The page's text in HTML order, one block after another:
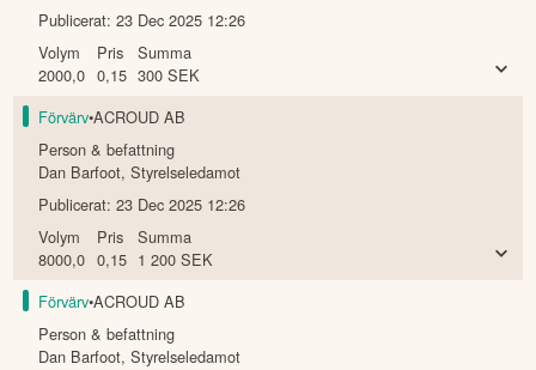
Publicerat:23 Dec 2025 12:26
Volym
2000,0
Pris
0,15
Summa
300 SEK
Förvärv•ACROUD AB
Person & befattning
Dan Barfoot,Styrelseledamot
Publicerat:23 Dec 2025 12:26
Volym
8000,0
Pris
0,15
Summa
1 200 SEK
Förvärv•ACROUD AB
Person & befattning
Dan Barfoot,Styrelseledamot